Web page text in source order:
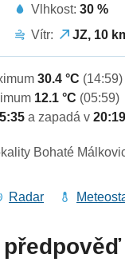
Vlhkost:30 %
Vítr:
JZ, 10
30.4 °C (14:59)
12.1 °C (05:59)
a zapadá v20:19
Bohaté
Radar